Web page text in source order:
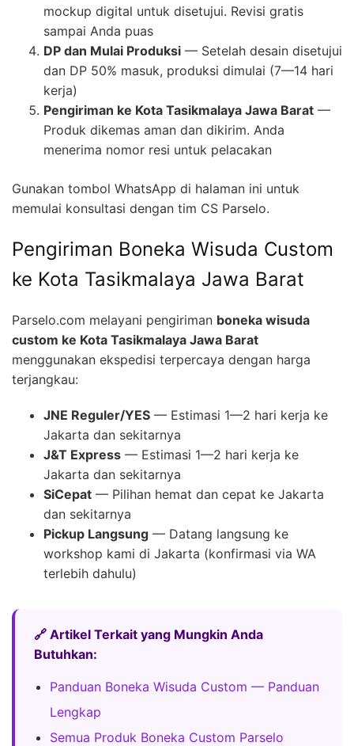
mockup digital untuk disetujui. Revisi gratis
sampai Anda puas
DP dan Mulai Produksi — Setelah desain disetujui
dan DP 50% masuk, produksi dimulai (7—14 hari
kerja)
Pengiriman ke Kota Tasikmalaya Jawa Barat —
Produk dikemas aman dan dikirim. Anda
menerima nomor resi untuk pelacakan
Gunakan tombol WhatsApp di halaman ini untuk
memulai konsultasi dengan tim CS Parselo.
Pengiriman Boneka Wisuda Custom
ke Kota Tasikmalaya Jawa Barat
Parselo.com melayani pengiriman boneka wisuda
custom ke Kota Tasikmalaya Jawa Barat
menggunakan ekspedisi terpercaya dengan harga
terjangkau:
JNE Reguler/YES — Estimasi 1—2 hari kerja ke
Jakarta dan sekitarnya
J&T Express — Estimasi 1—2 hari kerja ke
Jakarta dan sekitarnya
SiCepat — Pilihan hemat dan cepat ke Jakarta
dan sekitarnya
Pickup Langsung — Datang langsung ke
workshop kami di Jakarta (konfirmasi via WA
terlebih dahulu)
🔗 Artikel Terkait yang Mungkin Anda
Butuhkan:
Panduan Boneka Wisuda Custom — Panduan
Lengkap
Semua Produk Boneka Custom Parselo